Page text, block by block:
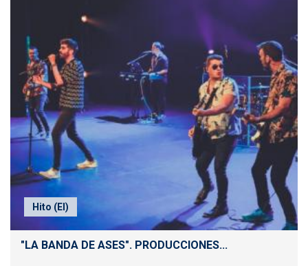
Hito (El)
"LA BANDA DE ASES". PRODUCCIONES...